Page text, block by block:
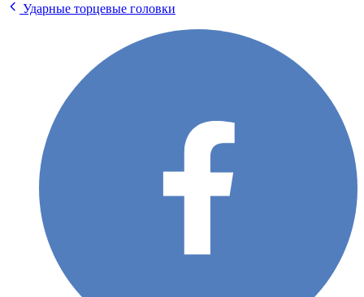
Ударные торцевые головки